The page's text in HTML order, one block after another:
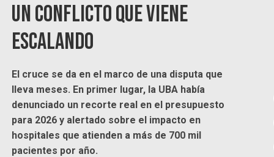
Un conflicto que viene
escalando
El cruce se da en el marco de una disputa que
lleva meses. En primer lugar, la UBA había
denunciado un recorte real en el presupuesto
para 2026 y alertado sobre el impacto en
hospitales que atienden a más de 700 mil
pacientes por año.